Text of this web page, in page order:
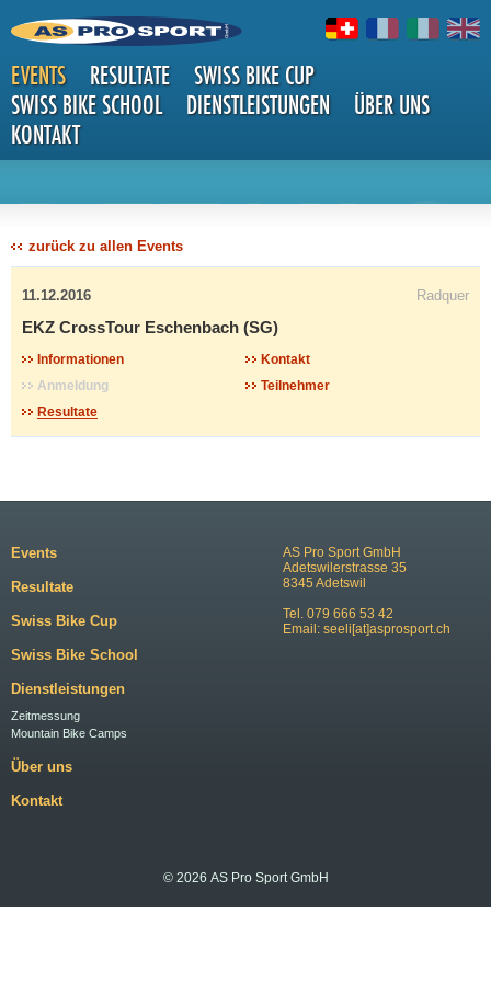
EVENTS RESULTATE
SWISS BIKE CUP
SWISS BIKE SCHOOL
DIENSTLEISTUNGEN
ÜBER UNS
KONTAKT
DETAILS
zurück zu allen Events
11.12.2016 Radquer
EKZ CrossTour Eschenbach (SG)
Informationen
Kontakt
Anmeldung
Teilnehmer
Resultate
AS Pro Sport GmbH
Adetswilerstrasse 35
8345 Adetswil
Tel. 079 666 53 42
Email: seeli[at]asprosport.ch
Events
Resultate
Swiss Bike Cup
Swiss Bike School
Dienstleistungen
Zeitmessung
Mountain Bike Camps
Über uns
Kontakt
© 2026 AS Pro Sport GmbH